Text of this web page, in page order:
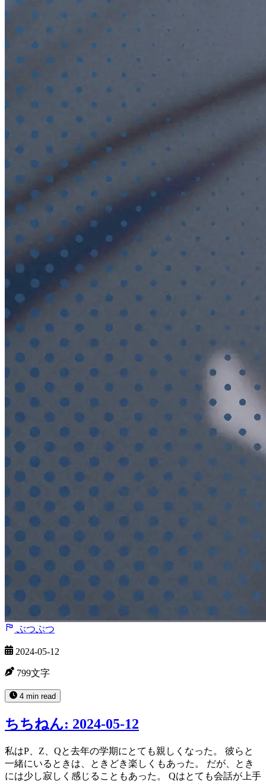
ぶつぶつ
2024-05-12
799文字
4 min read
ちちねん: 2024-05-12
私はP、Z、Qと去年の学期にとても親しくなった。 彼らと
一緒にいるときは、ときどき楽しくもあった。 だが、とき
には少し寂しく感じることもあった。 Qはとても会話が上手